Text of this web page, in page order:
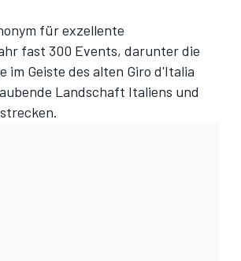
für exzellente
fast 300 Events, darunter die
Geiste des alten Giro d'Italia
Landschaft Italiens und